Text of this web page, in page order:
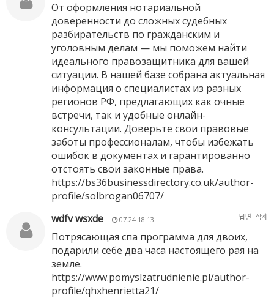
От оформления нотариальной
доверенности до сложных судебных
разбирательств по гражданским и
уголовным делам — мы поможем найти
идеального правозащитника для вашей
ситуации. В нашей базе собрана актуальная
информация о специалистах из разных
регионов РФ, предлагающих как очные
встречи, так и удобные онлайн-
консультации. Доверьте свои правовые
заботы профессионалам, чтобы избежать
ошибок в документах и гарантированно
отстоять свои законные права.
https://bs36businessdirectory.co.uk/author-
profile/solbrogan06707/
wdfv wsxde
07.24 18:13 답변 삭제
Потрясающая спа программа для двоих,
подарили себе два часа настоящего рая на
земле.
https://www.pomyslzatrudnienie.pl/author-
profile/qhxhenrietta21/